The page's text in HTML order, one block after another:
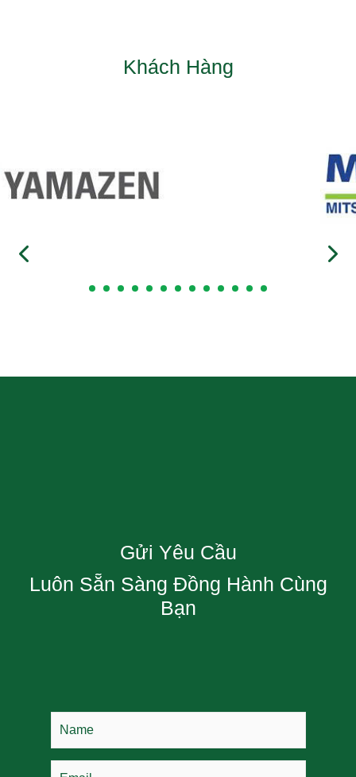
Khách Hàng
Gửi Yêu Cầu
Luôn Sẵn Sàng Đồng Hành Cùng
Bạn